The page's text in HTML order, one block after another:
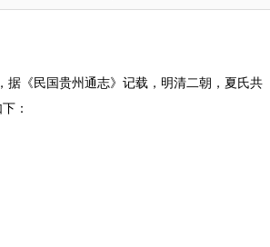
《民国贵州通志》记载，明清二朝，夏氏共
：